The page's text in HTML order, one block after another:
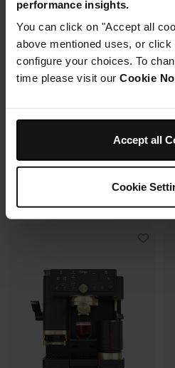
performance insights.
You can click on "Accept all
above mentioned uses, or
configure your choices. To
time please visit our Cookie
Accept all
Cookie
Housse de protection offerte* avec
ce four à pizza.En savoir plus
259,99 €-289,99 €
Prix le + bas sur 30j
Voir les détails